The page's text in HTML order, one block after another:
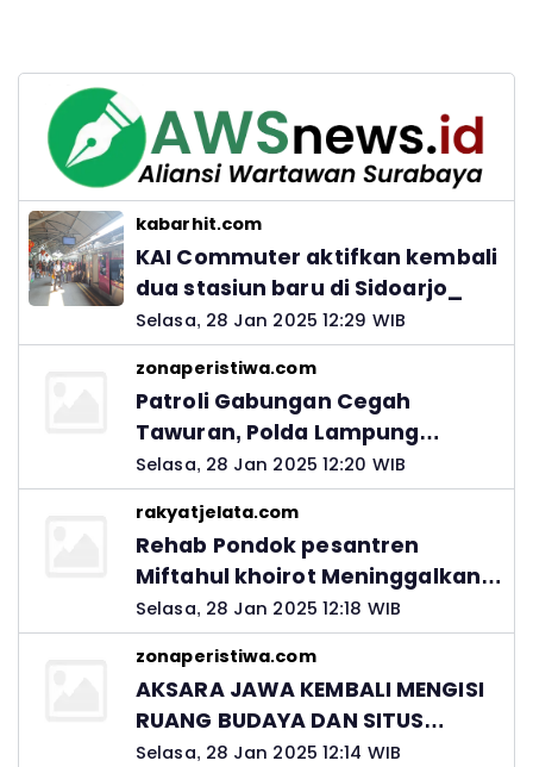
kabarhit.com
KAI Commuter aktifkan kembali
dua stasiun baru di Sidoarjo_
Selasa, 28 Jan 2025 12:29 WIB
zonaperistiwa.com
Patroli Gabungan Cegah
Tawuran, Polda Lampung
Ingatkan Peran Orang Tua
Selasa, 28 Jan 2025 12:20 WIB
rakyatjelata.com
Rehab Pondok pesantren
Miftahul khoirot Meninggalkan
Hutang Ke Material, Mantan
Kadis PUPR Harus Bertanggung
Jawab
Selasa, 28 Jan 2025 12:18 WIB
zonaperistiwa.com
AKSARA JAWA KEMBALI MENGISI
RUANG BUDAYA DAN SITUS
LELUHUR NUSANTARA
Selasa, 28 Jan 2025 12:14 WIB